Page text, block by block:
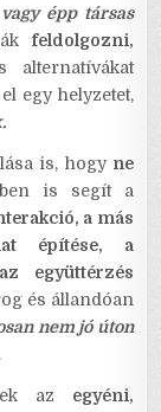
épp társas
feldolgozni,
alternatívákat
egy helyzetet,
is, hogy ne
is segít a
a más
építése, a
együttérzés
és állandóan
nem jó úton
az egyéni,